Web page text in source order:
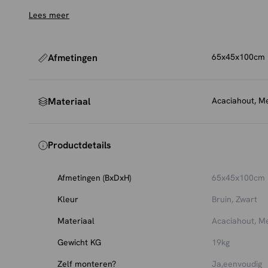
Lees meer
Afmetingen 65x45x100cm
Materiaal Acaciahout,
Productdetails
Afmetingen (BxDxH)
65x45x100cm
Kleur
Bruin, Zwart
Materiaal
Acaciahout,
Gewicht KG
19kg
Zelf monteren?
Ja,eenvoudig